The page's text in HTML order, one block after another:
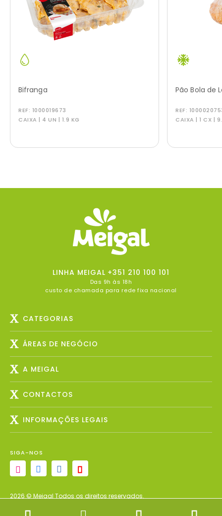
Bifranga
REF: 1000019673
CAIXA | 4 UN | 1.9 KG
Pão Bola de
REF:
CAIXA | 1 CX |
LINHA MEIGAL +351 210 100 101
Das 9h às 18h
custo de chamada para rede fixa nacional
CATEGORIAS
ÁREAS DE NEGÓCIO
A MEIGAL
CONTACTOS
INFORMAÇÕES LEGAIS
SIGA-NOS
2026 © Meigal Todos os direitos reservados.